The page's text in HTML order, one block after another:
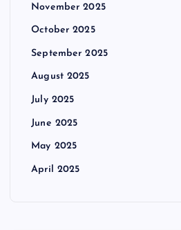
November 2025
October 2025
September 2025
August 2025
July 2025
June 2025
May 2025
April 2025